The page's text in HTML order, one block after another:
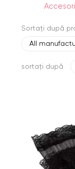
Sortați după
All
sortați după